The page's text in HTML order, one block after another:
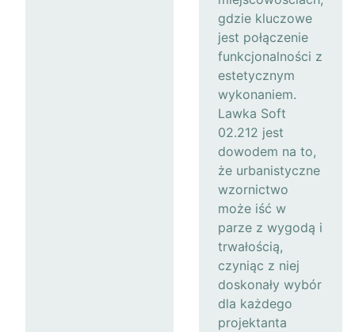
gdzie kluczowe
jest połączenie
funkcjonalności z
estetycznym
wykonaniem.
Lawka Soft
02.212 jest
dowodem na to,
że urbanistyczne
wzornictwo
może iść w
parze z wygodą i
trwałością,
czyniąc z niej
doskonały wybór
dla każdego
projektanta